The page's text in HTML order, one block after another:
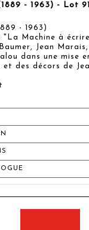
- 1963) - Lot 91
- 1963)
"La Machine à
Jean
dans une mise
et des décors de